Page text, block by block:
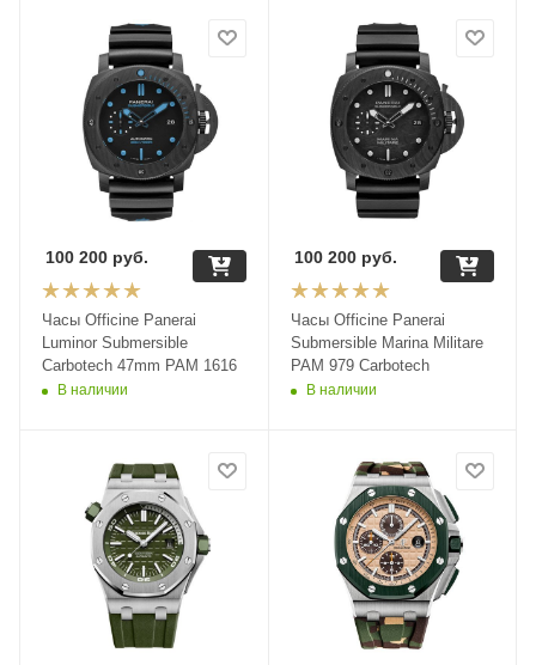
Часы Officine Panerai
Luminor Submersible
Carbotech 47mm PAM 1616
В наличии
100 200 руб.
Часы Officine Panerai
Submersible Marina Militare
PAM 979 Carbotech
В наличии
100 200руб.